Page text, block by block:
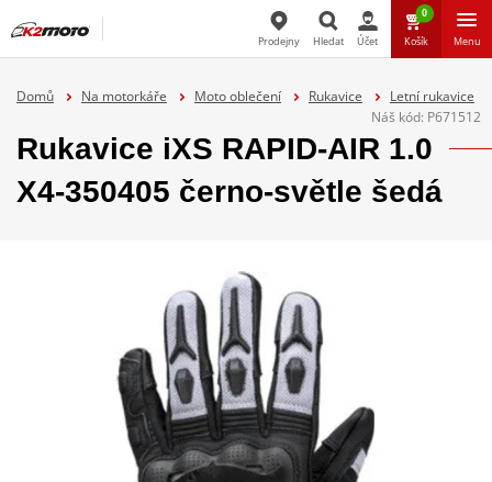
Hledat
Prodejny Hledat Účet
0
Košík Menu
Domů Na motorkáře Moto oblečení Rukavice
Letní rukavice
Náš kód: P671512
Rukavice iXS RAPID-AIR 1.0
X4-350405 černo-světle šedá